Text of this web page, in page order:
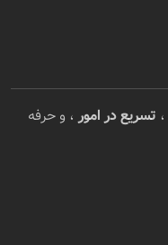
، تسریع در امور ، و حرفه